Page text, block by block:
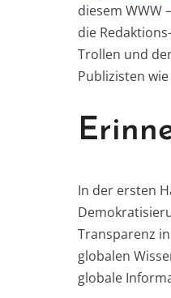
diesem WWW
die
Trollen und
Publizisten
In der ersten
Transparenz
globalen
globale